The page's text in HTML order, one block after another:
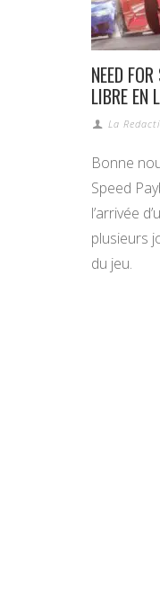
NEED
LIBRE EN
La
Bonne
Speed
l’arrivée
plusieurs
du jeu.